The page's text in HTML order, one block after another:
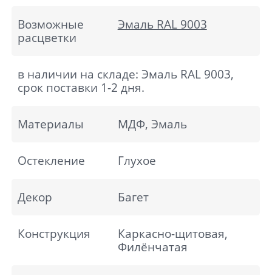
Возможные
расцветки
Эмаль RAL 9003
в наличии на складе: Эмаль RAL 9003,
срок поставки 1-2 дня.
Материалы МДФ, Эмаль
Остекление Глухое
Декор Багет
Конструкция
Каркасно-щитовая,
Филёнчатая